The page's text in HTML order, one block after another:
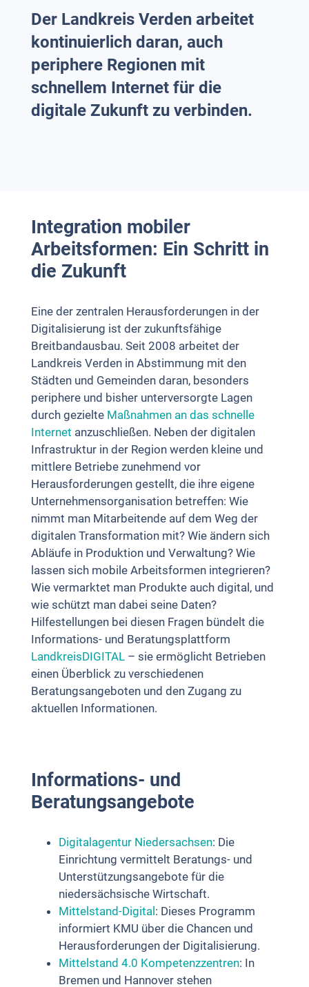
Der Landkreis Verden arbeitet
kontinuierlich daran, auch
periphere Regionen mit
schnellem Internet für die
digitale Zukunft zu verbinden.
Integration mobiler
Arbeitsformen: Ein Schritt in
die Zukunft
Eine der zentralen Herausforderungen in der
Digitalisierung ist der zukunftsfähige
Breitbandausbau. Seit 2008 arbeitet der
Landkreis Verden in Abstimmung mit den
Städten und Gemeinden daran, besonders
periphere und bisher unterversorgte Lagen
durch gezielte Maßnahmen an das schnelle
Internet anzuschließen. Neben der digitalen
Infrastruktur in der Region werden kleine und
mittlere Betriebe zunehmend vor
Herausforderungen gestellt, die ihre eigene
Unternehmensorganisation betreffen: Wie
nimmt man Mitarbeitende auf dem Weg der
digitalen Transformation mit? Wie ändern sich
Abläufe in Produktion und Verwaltung? Wie
lassen sich mobile Arbeitsformen integrieren?
Wie vermarktet man Produkte auch digital, und
wie schützt man dabei seine Daten?
Hilfestellungen bei diesen Fragen bündelt die
Informations- und Beratungsplattform
LandkreisDIGITAL– sie ermöglicht Betrieben
einen Überblick zu verschiedenen
Beratungsangeboten und den Zugang zu
aktuellen Informationen.
Informations- und
Beratungsangebote
Digitalagentur Niedersachsen: Die
Einrichtung vermittelt Beratungs- und
Unterstützungsangebote für die
niedersächsische Wirtschaft.
Mittelstand-Digital : Dieses Programm
informiert KMU über die Chancen und
Herausforderungen der Digitalisierung.
Mittelstand 4.0 Kompetenzzentren: In
Bremen und Hannover stehen